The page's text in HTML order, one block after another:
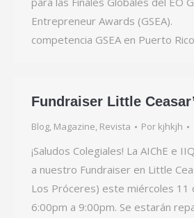
Entrepreneur Awards (GSEA).
competencia GSEA en Puerto
Fundraiser Little
Blog, Magazine, Revista Por kjhkjh
¡Saludos Colegiales! La AIChE e
a nuestro Fundraiser en Little
Los Próceres) este miércoles
6:00pm a 9:00pm. Se estarán